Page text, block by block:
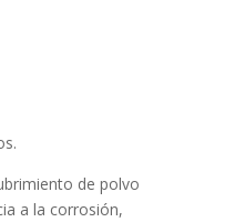
de polvo
a la corrosión,